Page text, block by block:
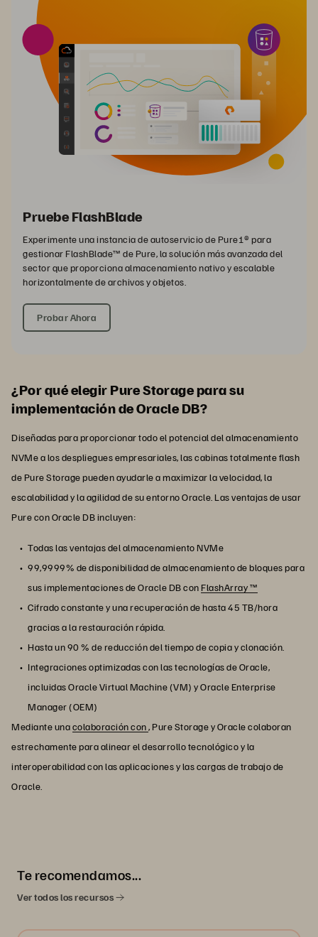
Pruebe FlashBlade
Experimente una instancia de autoservicio de Pure1® para
gestionar FlashBlade™ de Pure, la solución más avanzada del
sector que proporciona almacenamiento nativo y escalable
horizontalmente de archivos y objetos.
Probar Ahora
¿Por qué elegir Pure Storage para su
implementación de Oracle DB?
Diseñadas para proporcionar todo el potencial del almacenamiento
NVMe a los despliegues empresariales, las cabinas totalmente flash
de Pure Storage pueden ayudarle a maximizar la velocidad, la
escalabilidad y la agilidad de su entorno Oracle. Las ventajas de usar
Pure con Oracle DB incluyen:
Todas las ventajas del almacenamiento NVMe
99,9999% de disponibilidad de almacenamiento de bloques para
sus implementaciones de Oracle DB conFlashArray ™
Cifrado constante y una recuperación de hasta 45 TB/hora
gracias a la restauración rápida.
Hasta un 90 % de reducción del tiempo de copia y clonación.
Integraciones optimizadas con las tecnologías de Oracle,
incluidas Oracle Virtual Machine (VM) y Oracle Enterprise
Manager (OEM)
Mediante unacolaboración con, Pure Storage y Oracle colaboran
estrechamente para alinear el desarrollo tecnológico y la
interoperabilidad con las aplicaciones y las cargas de trabajo de
Oracle.
Te recomendamos...
Ver todos los recursos